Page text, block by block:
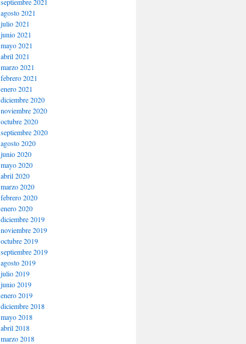
agosto 2021
julio 2021
junio 2021
mayo 2021
abril 2021
marzo 2021
febrero 2021
enero 2021
diciembre 2020
noviembre 2020
octubre 2020
septiembre 2020
agosto 2020
junio 2020
mayo 2020
abril 2020
marzo 2020
febrero 2020
enero 2020
diciembre 2019
noviembre 2019
octubre 2019
septiembre 2019
agosto 2019
julio 2019
junio 2019
enero 2019
diciembre 2018
mayo 2018
abril 2018
marzo 2018